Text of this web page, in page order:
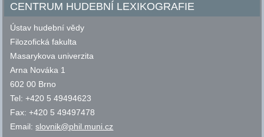
CENTRUM HUDEBNÍ LEXIKOGRAFIE
Ústav hudební vědy
Filozofická fakulta
Masarykova univerzita
Arna Nováka 1
602 00 Brno
Tel: +420 5 49494623
Fax: +420 5 49497478
Email:slovnik@phil.muni.cz